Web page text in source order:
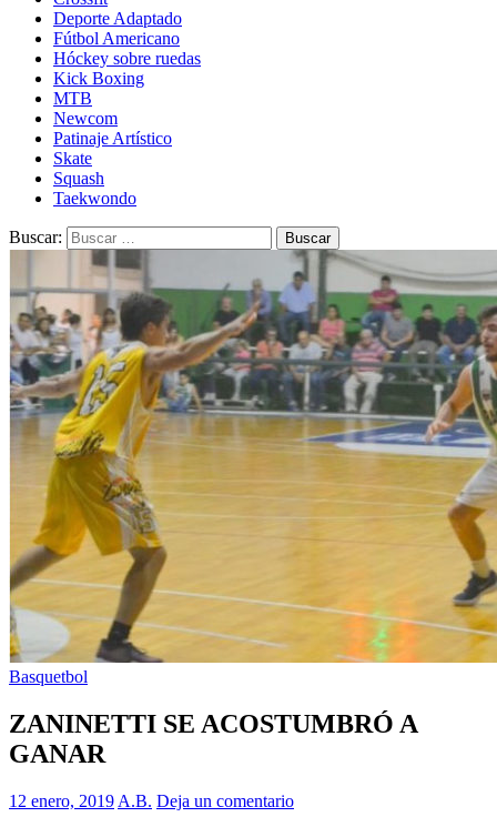
Deporte Adaptado
Fútbol Americano
Hóckey sobre ruedas
Kick Boxing
MTB
Newcom
Patinaje Artístico
Skate
Squash
Taekwondo
Buscar:
Basquetbol
ZANINETTI SE ACOSTUMBRÓ A
GANAR
12 enero, 2019 A.B. Deja un comentario